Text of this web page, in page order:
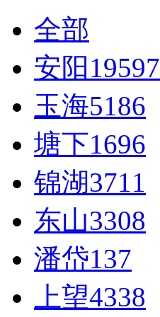
全部
安阳19597
玉海5186
塘下1696
锦湖3711
东山3308
潘岱137
上望4338